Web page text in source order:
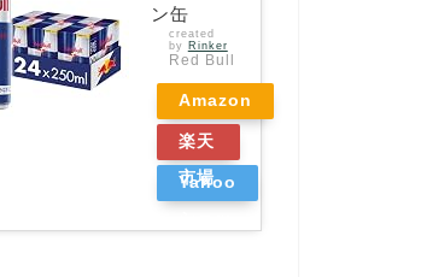
ン缶
created
by Rinker
Red Bull
Amazon
楽天
市場
Yahoo